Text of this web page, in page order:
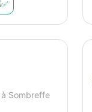
Sombreffe